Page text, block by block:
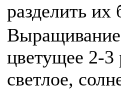
разделить их
Выращивание
цветущее 2-3
светлое,